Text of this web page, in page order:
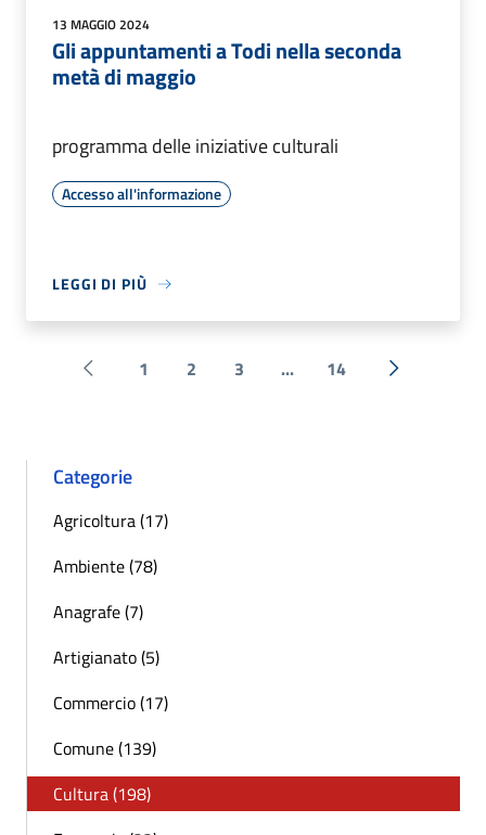
13 MAGGIO 2024
Gli appuntamenti a Todi nella seconda
metà di maggio
programma delle iniziative culturali
Accesso all'informazione
LEGGI DI PIÙ
Pagina precedente
1 2 3 ... 14 Successiva
Categorie
Agricoltura (17)
Ambiente (78)
Anagrafe (7)
Artigianato (5)
Commercio (17)
Comune (139)
Cultura (198)